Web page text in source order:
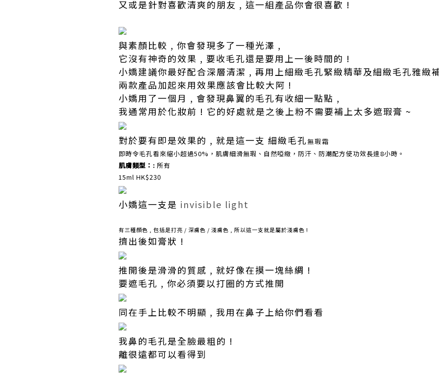
又或是針對喜歡清爽的朋友 , 這一組產品你會很喜歡 !
與素顏比較 , 你會發現多了一種光澤 ,
它沒有神奇的效果 , 要收毛孔還是要用上一後時間的 !
小嬌建議你最好配合深層清潔 , 再用上細緻毛孔緊緻精華及細緻毛孔雅緻
兩款產品加起來用效果應該會比較大阿 !
小嬌用了一個月 , 會發現鼻翼的毛孔有收細一點點 ,
我通常用於化妝前 ! 它的好處就是之後上粉不需要補上太多遮瑕膏 ~
對於要有即是效果的 , 就是這一支 細緻毛孔無瑕霜
即時令毛孔看來縮小超過50%，肌膚細滑無瑕、自然啞緻，防汗、防潮配方使功效長達8小時。
肌膚類型：: 所有
15ml HK$230
小嬌這一支是 invisible light
有三種顏色 , 包括是打亮 / 深膚色 / 淺膚色 , 所以這一支就是屬於淺膚色 !
擠出後如膏狀 !
推開後是滑滑的質感 , 就好像在摸一塊絲綢 !
要遮毛孔 , 你必須要以打圈的方式推開
同在手上比較不明顯 , 我用在鼻子上給你們看看
我鼻的毛孔是全臉最粗的 !
離很遠都可以看得到